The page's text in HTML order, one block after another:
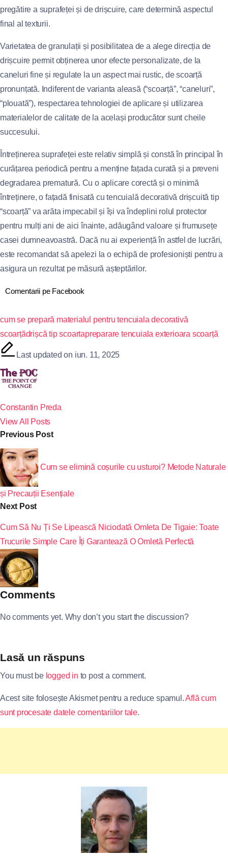
pregătire a suprafeței și de drișcuire, care determină aspectul
final al texturii.
Varietatea de granulații și posibilitatea de a alege direcția de
drișcuire permit obținerea unor efecte personalizate, de la
caneluri fine și regulate la un aspect mai rustic, de scoarță
pronunțată. Indiferent de varianta aleasă (“scoarță”, “caneluri”,
“plouată”), respectarea tehnologiei de aplicare și utilizarea
materialelor de calitate de la același producător sunt cheile
succesului.
Întreținerea suprafeței este relativ simplă și constă în principal în
curățarea periodică pentru a menține fațada curată și a preveni
degradarea prematură. Cu o aplicare corectă și o minimă
întreținere, o fațadă finisată cu tencuială decorativă drișcuită tip
“scoarță” va arăta impecabil și își va îndeplini rolul protector
pentru mulți ani de aici înainte, adăugând valoare și frumusețe
casei dumneavoastră. Dacă nu ai experiență în astfel de lucrări,
este recomandat să apelezi la o echipă de profesioniști pentru a
asigura un rezultat pe măsură așteptărilor.
Comentarii pe Facebook
cum se prepară materialul pentru tencuiala decorativă
scoarțădrișcă tip scoartapreparare tencuiala exterioara scoarță
Last updated on iun. 11, 2025
Constantin Preda
View All Posts
Previous Post
Cum se elimină coșurile cu usturoi? Metode Naturale
și Precauții Esențiale
Next Post
Cum Să Nu Ți Se Lipească Niciodată Omleta De Tigaie: Toate
Trucurile Simple Care Îți Garantează O Omletă Perfectă
Comments
No comments yet. Why don’t you start the discussion?
Lasă un răspuns
You must be logged in to post a comment.
Acest site folosește Akismet pentru a reduce spamul.Află cum
sunt procesate datele comentariilor tale.